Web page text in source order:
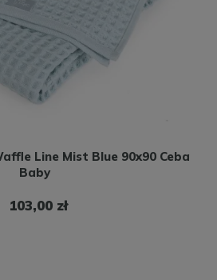
Line Mist Blue 90x90 Ceba
Baby
103,00 zł